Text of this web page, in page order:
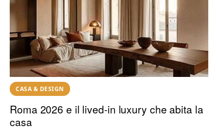
CASA & DESIGN
Roma 2026 e il lived-in luxury che abita la
casa